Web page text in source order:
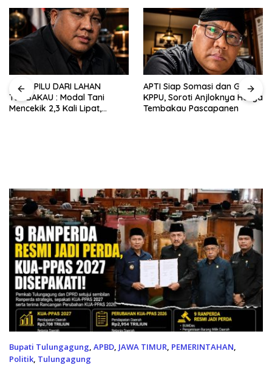
JERIT PILU DARI LAHAN
TEMBAKAU ​: Modal Tani
Mencekik 2,3 Kali Lipat,
APTI Siap Somasi dan Gugat
KPPU, Soroti Anjloknya Harga
Tembakau Pascapanen
Bupati Tulungagung, APBD, JAWA TIMUR, PEMERINTAHAN,
Politik, Tulungagung